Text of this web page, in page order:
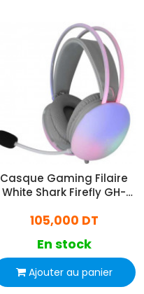
Casque Gaming Filaire
White Shark Firefly GH-
105,000 DT
En stock
Ajouter au panier